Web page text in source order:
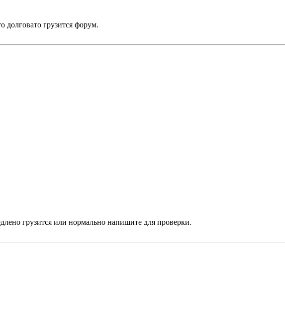
грузится форум.
грузится или нормально напишите для проверки.